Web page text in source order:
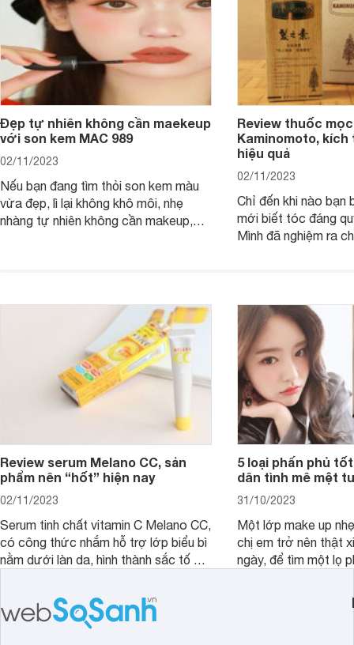
Đẹp tự nhiên không cần maekeup
với son kem MAC 989
02/11/2023
Nếu bạn đang tìm thỏi son kem màu
vừa đẹp, lì lại không khô môi, nhẹ
nhàng tự nhiên không cần makeup,
Review thuốc
Kaminomoto,
hiệu quả
02/11/2023
Chỉ đến khi nào bạn
mới biết tóc đáng
Mình đã nghiệm ra
gội, xả, trang bị cả
mà vẫn chưa cải
Review serum Melano CC, sản
phẩm nên “hốt” hiện nay
02/11/2023
Serum tinh chất vitamin C Melano CC,
có công thức nhắm hỗ trợ lớp biểu bì
nằm dưới làn da, hình thành sắc tố da,
5 loại phấn phủ
dân tình mê mệt
31/10/2023
Một lớp make up
chị em trở nên thật
ngày, để tìm một lọ
ngày dài cần đọc